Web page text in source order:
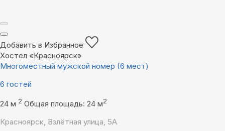
Добавить в Избранное
Хостел «Красноярск»
Многоместный мужской номер (6 мест)
6 гостей
24 м 2 Общая площадь: 24 м2
Красноярск, Взлётная улица, 5А